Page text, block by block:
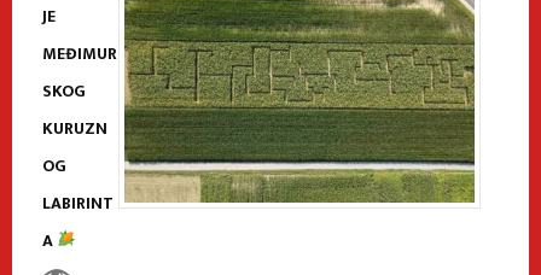
JE
MEĐIMUR
SKOG
KURUZN
OG
LABIRINT
A